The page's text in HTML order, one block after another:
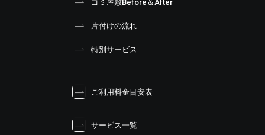
ゴミ屋敷Before＆After
片付けの流れ
特別サービス
ご利用料金目安表
サービス一覧